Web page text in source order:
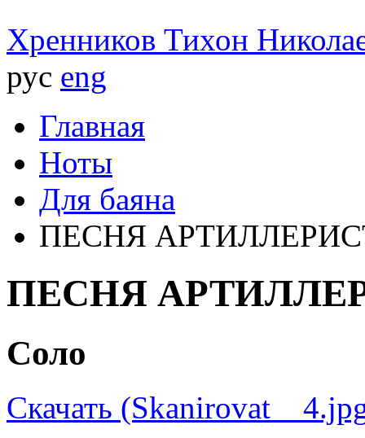
Хренников Тихон
рус eng
Главная
Ноты
Для баяна
ПЕСНЯ
ПЕСНЯ
Соло
Скачать